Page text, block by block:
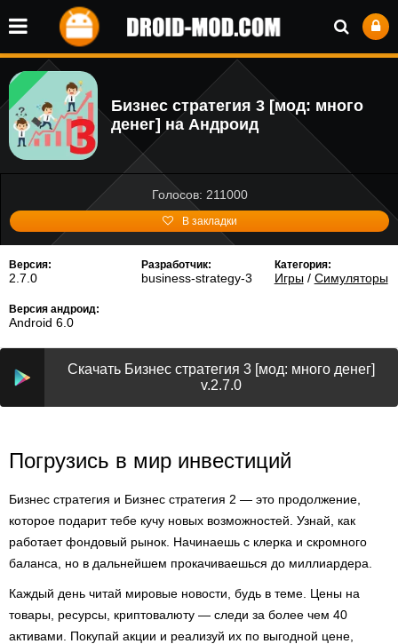
Бизнес стратегия 3 [мод: много
денег] на Андроид
Голосов: 211000
В закладки
Версия:
2.7.0
Разработчик:
business-strategy-3
Категория:
Игры/ Симуляторы
Версия андроид:
Android 6.0
Скачать Бизнес стратегия 3 [мод: много денег]
v.2.7.0
Погрузись в мир инвестиций
Бизнес стратегия и Бизнес стратегия 2 — это продолжение,
которое подарит тебе кучу новых возможностей. Узнай, как
работает фондовый рынок. Начинаешь с клерка и скромного
баланса, но в дальнейшем прокачиваешься до миллиардера.
Каждый день читай мировые новости, будь в теме. Цены на
товары, ресурсы, криптовалюту — следи за более чем 40
активами. Покупай акции и реализуй их по выгодной цене,